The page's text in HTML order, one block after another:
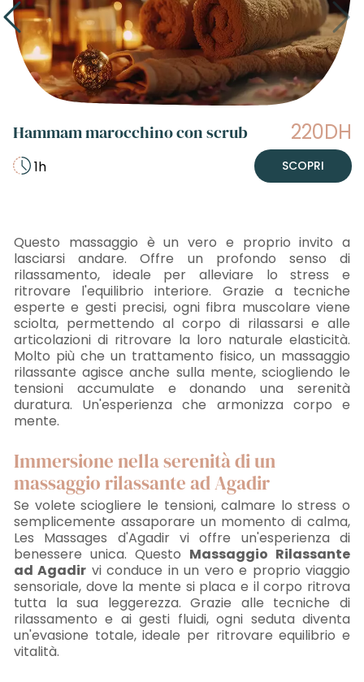
Hammam marocchino con scrub 220DH
1h SCOPRI
Questo massaggio è un vero e proprio invito a
lasciarsi andare. Offre un profondo senso di
rilassamento, ideale per alleviare lo stress e
ritrovare l'equilibrio interiore. Grazie a tecniche
esperte e gesti precisi, ogni fibra muscolare viene
sciolta, permettendo al corpo di rilassarsi e alle
articolazioni di ritrovare la loro naturale elasticità.
Molto più che un trattamento fisico, un massaggio
rilassante agisce anche sulla mente, sciogliendo le
tensioni accumulate e donando una serenità
duratura. Un'esperienza che armonizza corpo e
mente.
Immersione nella serenità di un
massaggio rilassante ad Agadir
Se volete sciogliere le tensioni, calmare lo stress o
semplicemente assaporare un momento di calma,
Les Massages d'Agadir vi offre un'esperienza di
benessere unica. Questo Massaggio Rilassante
ad Agadir vi conduce in un vero e proprio viaggio
sensoriale, dove la mente si placa e il corpo ritrova
tutta la sua leggerezza. Grazie alle tecniche di
rilassamento e ai gesti fluidi, ogni seduta diventa
un'evasione totale, ideale per ritrovare equilibrio e
vitalità.